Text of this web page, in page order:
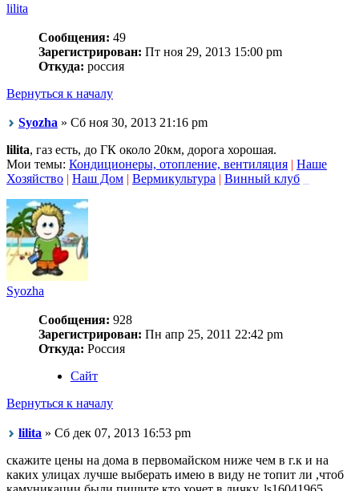
lilita
Сообщения: 49
Зарегистрирован: Пт ноя 29, 2013 15:00 pm
Откуда: россия
Вернуться к началу
Syozha » Сб ноя 30, 2013 21:16 pm
lilita, газ есть, до ГК около 20км, дорога хорошая.
Мои темы: Кондиционеры, отопление, вентиляция
Наше
Хозяйство
Наш Дом Вермикультура Винный клуб
Syozha
Сообщения: 928
Зарегистрирован: Пн апр 25, 2011 22:42 pm
Откуда: Россия
Сайт
Вернуться к началу
lilita » Сб дек 07, 2013 16:53 pm
скажите цены на дома в первомайском ниже чем в г.к и на
каких улицах лучше выберать имею в виду не топит ли ,чтоб